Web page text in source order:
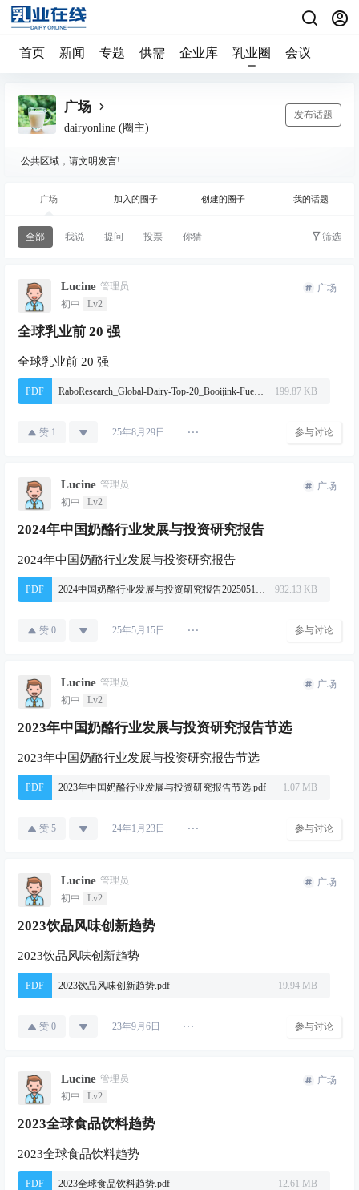
首页 新闻 专题 供需 企业库 乳业圈 会议
广场
dairyonline (圈主)
发布话题
公共区域，请文明发言!
广场 加入的圈子 创建的圈子 我的话题
全部 我说 提问 投票 你猜 筛选
Lucine 管理员
初中
Lv2
广场
全球乳业前 20 强
全球乳业前 20 强
PDF RaboResearch_Global-Dairy-Top-20_Booijink-Fuess_Aug2025.pdf 199.87 KB
赞 1 25年8月29日 参与讨论
Lucine 管理员
初中
Lv2
广场
2024年中国奶酪行业发展与投资研究报告
2024年中国奶酪行业发展与投资研究报告
PDF 2024中国奶酪行业发展与投资研究报告20250513.pdf 932.13 KB
赞 0 25年5月15日 参与讨论
Lucine 管理员
初中
Lv2
广场
2023年中国奶酪行业发展与投资研究报告节选
2023年中国奶酪行业发展与投资研究报告节选
PDF 2023年中国奶酪行业发展与投资研究报告节选.pdf 1.07 MB
赞 5 24年1月23日 参与讨论
Lucine 管理员
初中
Lv2
广场
2023饮品风味创新趋势
2023饮品风味创新趋势
PDF 2023饮品风味创新趋势.pdf 19.94 MB
赞 0 23年9月6日 参与讨论
Lucine 管理员
初中
Lv2
广场
2023全球食品饮料趋势
2023全球食品饮料趋势
PDF 2023全球食品饮料趋势.pdf 12.61 MB